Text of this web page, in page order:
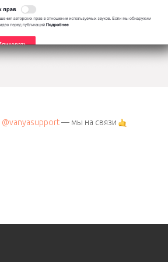
@vanyasupport— мы на связи